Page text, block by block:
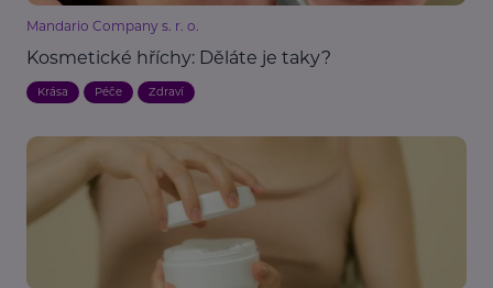
Mandario Company s. r. o.
Kosmetické hříchy: Děláte je taky?
Krása Péče Zdraví